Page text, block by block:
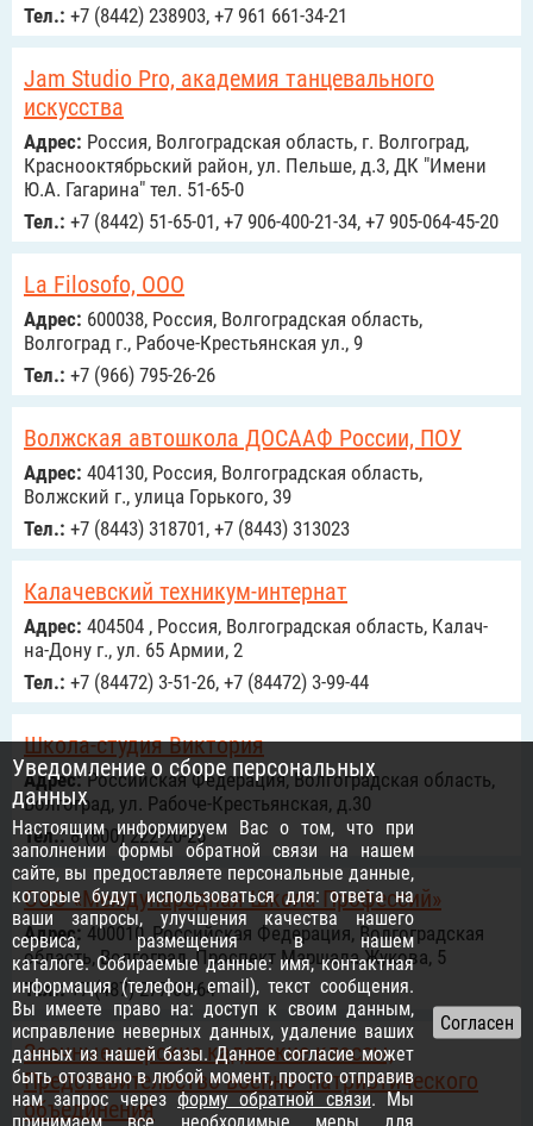
Тел.: +7 (8442) 238903, +7 961 661-34-21
Jam Studio Pro, академия танцевального
искусства
Адрес: Россия, Волгоградская область, г. Волгоград,
Краснооктябрьский район, ул. Пельше, д.3, ДК "Имени
Ю.А. Гагарина" тел. 51-65-0
Тел.: +7 (8442) 51-65-01, +7 906-400-21-34, +7 905-064-45-20
La Filosofo, ООО
Адрес: 600038, Россия, Волгоградская область,
Волгоград г., Рабоче-Крестьянская ул., 9
Тел.: +7 (966) 795-26-26
Волжская автошкола ДОСААФ России, ПОУ
Адрес: 404130, Россия, Волгоградская область,
Волжский г., улица Горького, 39
Тел.: +7 (8443) 318701, +7 (8443) 313023
Калачевский техникум-интернат
Адрес: 404504 , Россия, Волгоградская область, Калач-
на-Дону г., ул. 65 Армии, 2
Тел.: +7 (84472) 3-51-26, +7 (84472) 3-99-44
Школа-студия Виктория
Адрес:Российcкая Федерация, Волгоградская область,
Волгоград, ул. Рабоче-Крестьянская, д.30
Тел.:8 (800) 222-20-25
ООО «Международная Школа Профессий»
Адрес: 400010, Российcкая Федерация, Волгоградская
область, Волгоград, Проспект Маршала Жукова, 5
Тел.:+7 (487) 277-05-64
Заочные морские кадетские классы,
Представительство военно- патриотического
объединения
Уведомление о сборе персональных
данных
Настоящим информируем Вас о том, что при
заполнении формы обратной связи на нашем
сайте, вы предоставляете персональные данные,
которые будут использоваться для: ответа на
ваши запросы, улучшения качества нашего
сервиса, размещения в нашем
каталоге. Собираемые данные: имя, контактная
информация (телефон, email), текст сообщения.
Вы имеете право на: доступ к своим данным,
исправление неверных данных, удаление ваших
данных из нашей базы. Данное согласие может
быть отозвано в любой момент, просто отправив
нам запрос черезформу обратной связи. Мы